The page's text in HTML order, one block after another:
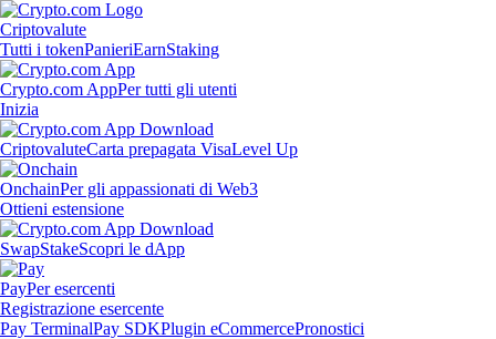
Criptovalute
Tutti i tokenPanieriEarnStaking
Crypto.com AppPer tutti gli utenti
Inizia
CriptovaluteCarta prepagata VisaLevel Up
OnchainPer gli appassionati di Web3
Ottieni estensione
SwapStakeScopri le dApp
PayPer esercenti
Registrazione esercente
Pay TerminalPay SDKPlugin eCommercePronostici